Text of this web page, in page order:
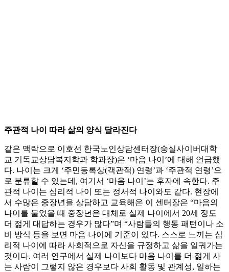
주관적 나이 따라 삶의 양식 달라진다
같은 맥락으로 이호선 한국노인상담센터장(숭실사이버대학
교 기독교상담복지학과 학과장)은 ‘마음 나이’에 대해 언급했
다. 나이는 크게 ‘주민등록상(객관적) 연령’과 ‘주관적 연령’으
로 분류할 수 있는데, 여기서 ‘마음 나이’는 후자에 속한다. 주
관적 나이는 심리적 나이 또는 정서적 나이와도 같다. 현장에
서 수많은 중장년을 상담하고 교육해온 이 센터장은 “마음의
나이를 물었을 때 중장년은 대체로 실제 나이에서 20세 정도
더 젊게 대답하는 경우가 많다”며 “사람들의 행동 패턴이나 소
비 방식 등을 보면 마음 나이에 기준이 있다. 스스로 느끼는 심
리적 나이에 따라 사회적으로 자신을 규정하고 삶을 일궈가는
것이다. 여러 연구에서 실제 나이보다 마음 나이를 더 젊게 사
는 사람이 그렇지 않은 경우보다 사회 활동 및 관계성, 일하는